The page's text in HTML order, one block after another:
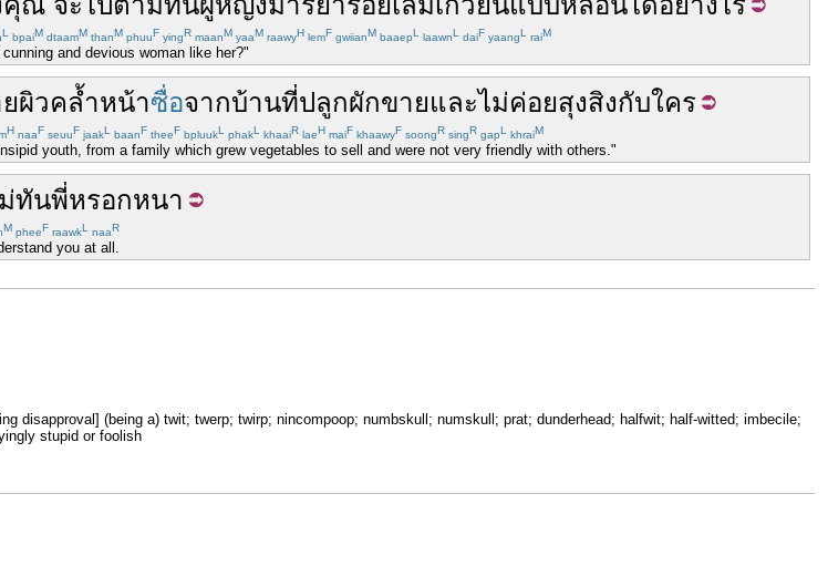
L bpaiM dtaamM thanM phuuF yingR maanM yaaM raawyH lemF gwiianM baaepL laawnL daiF yaangL raiM
and devious woman like her?"
ผิวคล้ำหน้าซื่อจากบ้านที่ปลูกผักขายและไม่ค่อยสุงสิงกับใคร
H naaF seuuF jaakL baanF theeF bpluukL phakL khaaiR laeH maiF khaawyF soongR singR gapL khraiM
youth, from a family which grew vegetables to sell and were not very friendly with others."
ทันพี่หรอกหนา
M pheeF raawkL naaR
you at all.
disapproval] (being a) twit; twerp; twirp; nincompoop; numbskull; numskull; prat; dunderhead; halfwit; half-witted; imbecile;
stupid or foolish